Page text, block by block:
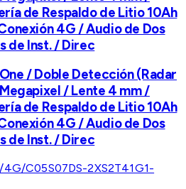
de Respaldo de Litio 10Ah
4G / Audio de Dos
de Inst. / Direc
/ Doble Detección (Radar
Megapixel / Lente 4 mm /
de Respaldo de Litio 10Ah
4G / Audio de Dos
de Inst. / Direc
4G/C05S07DS-2XS2T41G1-